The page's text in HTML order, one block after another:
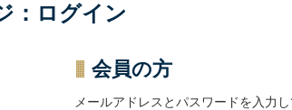
：ログイン
会員の方
メールアドレスとパスワードを入力